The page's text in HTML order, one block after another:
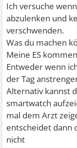
Ich versuche
abzulenken und
verschwenden.
Was du machen
Meine ES
Entweder wenn
der Tag
Alternativ kannst
smartwatch
mal dem Arzt
entscheidet dann
nicht